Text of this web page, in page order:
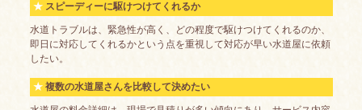
スピーディーに駆けつけてくれるか
水道トラブルは、緊急性が高く、どの程度で駆けつけてくれるのか、
即日に対応してくれるかという点を重視して対応が早い水道屋に依頼
したい。
複数の水道屋さんを比較して決めたい